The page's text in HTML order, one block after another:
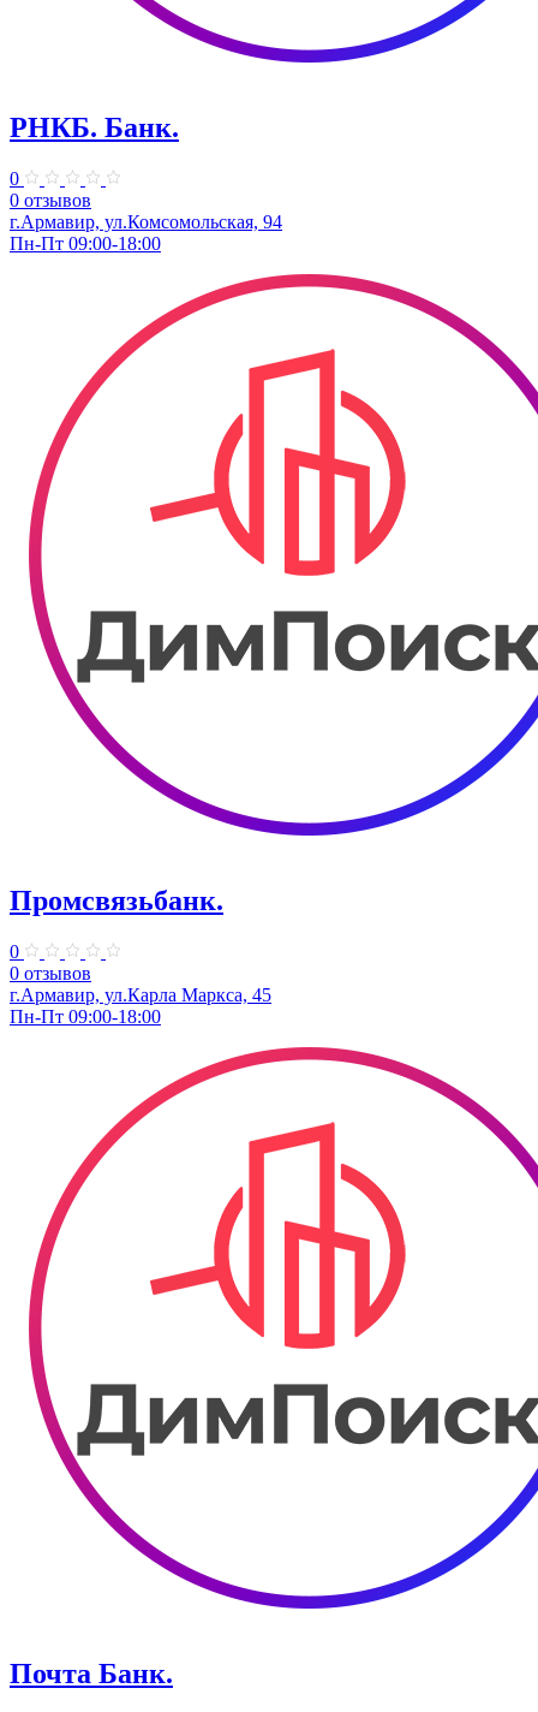
РНКБ. Банк.
0
0 отзывов
г.Армавир, ул.Комсомольская, 94
Пн-Пт 09:00-18:00
Промсвязьбанк.
0
0 отзывов
г.Армавир, ул.Карла Маркса, 45
Пн-Пт 09:00-18:00
Почта Банк.